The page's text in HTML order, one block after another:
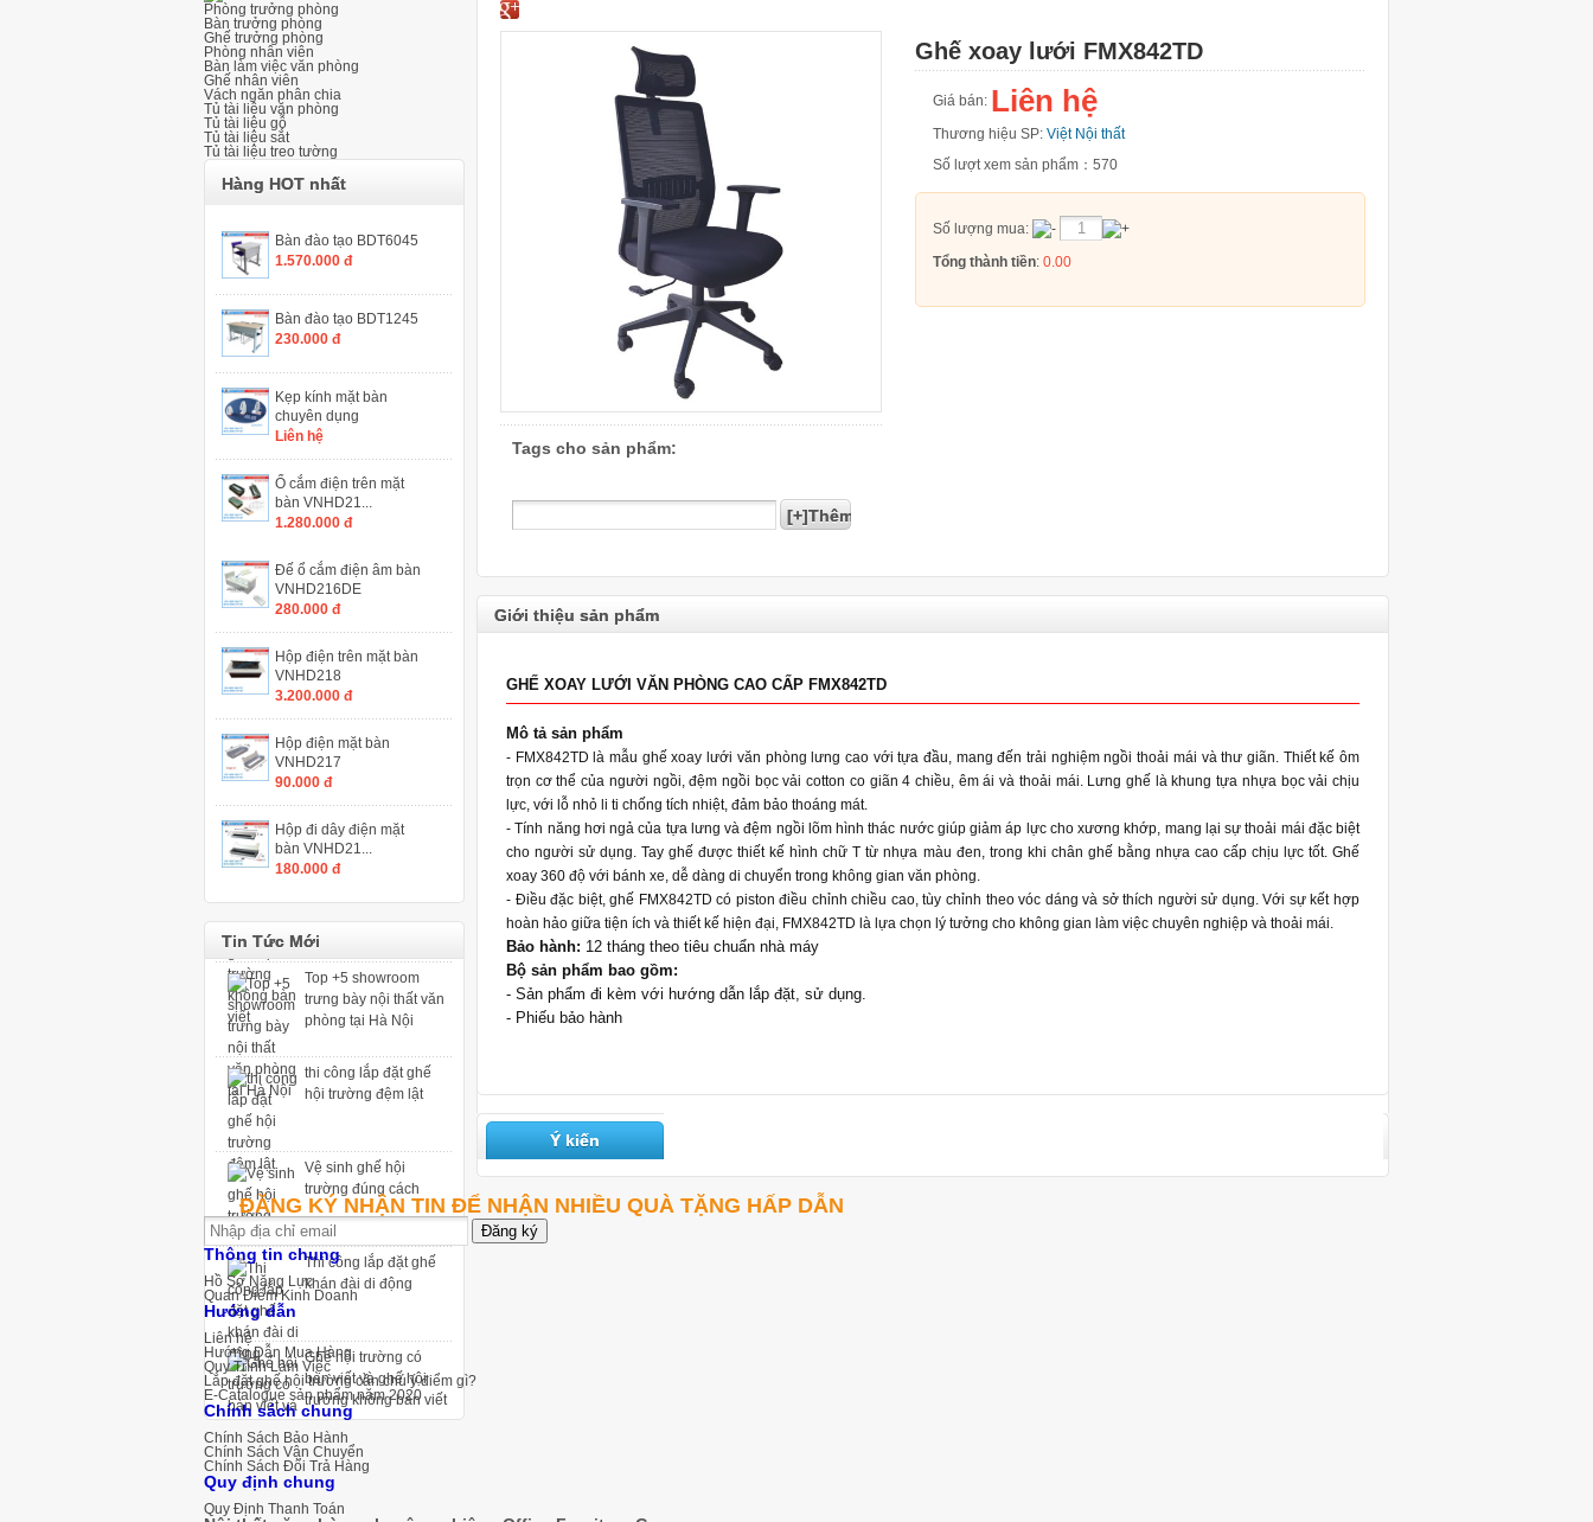
Ghế xoay lưới FMX842TD
Giá bán: Liên hệ
Thương hiệu SP: Việt Nội thất
Số lượt xem sản phẩm： 570
Số lượng mua:
Tổng thành tiền: 0.00
Tags cho sản phẩm:
Giới thiệu sản phẩm
GHẾ XOAY LƯỚI VĂN PHÒNG CAO CẤP FMX842TD
Mô tả sản phẩm
- FMX842TD là mẫu ghế xoay lưới văn phòng lưng cao với tựa đầu, mang đến trải nghiệm ngồi thoải mái và thư giãn. Thiết kế ôm
trọn cơ thể của người ngồi, đệm ngồi bọc vải cotton co giãn 4 chiều, êm ái và thoải mái. Lưng ghế là khung tựa nhựa bọc vải chịu
lực, với lỗ nhỏ li ti chống tích nhiệt, đảm bảo thoáng mát.
- Tính năng hơi ngả của tựa lưng và đệm ngồi lõm hình thác nước giúp giảm áp lực cho xương khớp, mang lại sự thoải mái đặc biệt
cho người sử dụng. Tay ghế được thiết kế hình chữ T từ nhựa màu đen, trong khi chân ghế bằng nhựa cao cấp chịu lực tốt. Ghế
xoay 360 độ với bánh xe, dễ dàng di chuyển trong không gian văn phòng.
- Điều đặc biệt, ghế FMX842TD có piston điều chỉnh chiều cao, tùy chỉnh theo vóc dáng và sở thích người sử dụng. Với sự kết hợp
hoàn hảo giữa tiện ích và thiết kế hiện đại, FMX842TD là lựa chọn lý tưởng cho không gian làm việc chuyên nghiệp và thoải mái.
Bảo hành: 12 tháng theo tiêu chuẩn nhà máy
Bộ sản phẩm bao gồm:
- Sản phẩm đi kèm với hướng dẫn lắp đặt, sử dụng.
- Phiếu bảo hành
Ý kiến
Phòng trưởng phòng
Bàn trưởng phòng
Ghế trưởng phòng
Phòng nhân viên
Bàn làm việc văn phòng
Ghế nhân viên
Vách ngăn phân chia
Tủ tài liệu văn phòng
Tủ tài liệu gỗ
Tủ tài liệu sắt
Tủ tài liệu treo tường
Hàng HOT nhất
Bàn đào tạo BDT6045
1.570.000 đ
Bàn đào tạo BDT1245
230.000 đ
Kẹp kính mặt bàn
chuyên dụng
Liên hệ
Ổ cắm điện trên mặt
bàn VNHD21...
1.280.000 đ
Đế ổ cắm điện âm bàn
VNHD216DE
280.000 đ
Hộp điện trên mặt bàn
VNHD218
3.200.000 đ
Hộp điện mặt bàn
VNHD217
90.000 đ
Hộp đi dây điện mặt
bàn VNHD21...
180.000 đ
Tin Tức Mới
Thi công lắp đặt ghế
khán đài di động
Ghế hội trường có
trường không bàn viết
Top +5 showroom
trưng bày nội thất văn
phòng tại Hà Nội
hội trường đệm lật
trường đúng cách
Thi công lắp đặt ghế
khán đài di động
bàn viết và ghế hội
trường không bàn viết
Top +5 showroom
trưng bày nội thất văn
phòng tại Hà Nội
ĐĂNG KÝ NHẬN TIN ĐỂ NHẬN NHIỀU QUÀ TẶNG HẤP DẪN
Thông tin chung
Hồ Sơ Năng Lực
Quan Điểm Kinh Doanh
Hướng dẫn
Liên hệ
Hướng Dẫn Mua Hàng
Quy Trình Làm Việc
Lắp đặt ghế hội trường cần chú ý điểm gì?
E-Catalogue sản phẩm năm 2020
Chính sách chung
Chính Sách Bảo Hành
Chính Sách Vận Chuyển
Chính Sách Đổi Trả Hàng
Quy định chung
Quy Định Thanh Toán